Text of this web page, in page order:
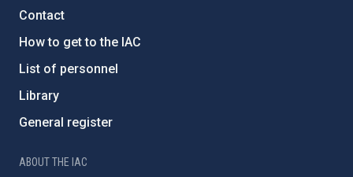
Contact
How to get to the IAC
List of personnel
Library
General register
ABOUT THE IAC